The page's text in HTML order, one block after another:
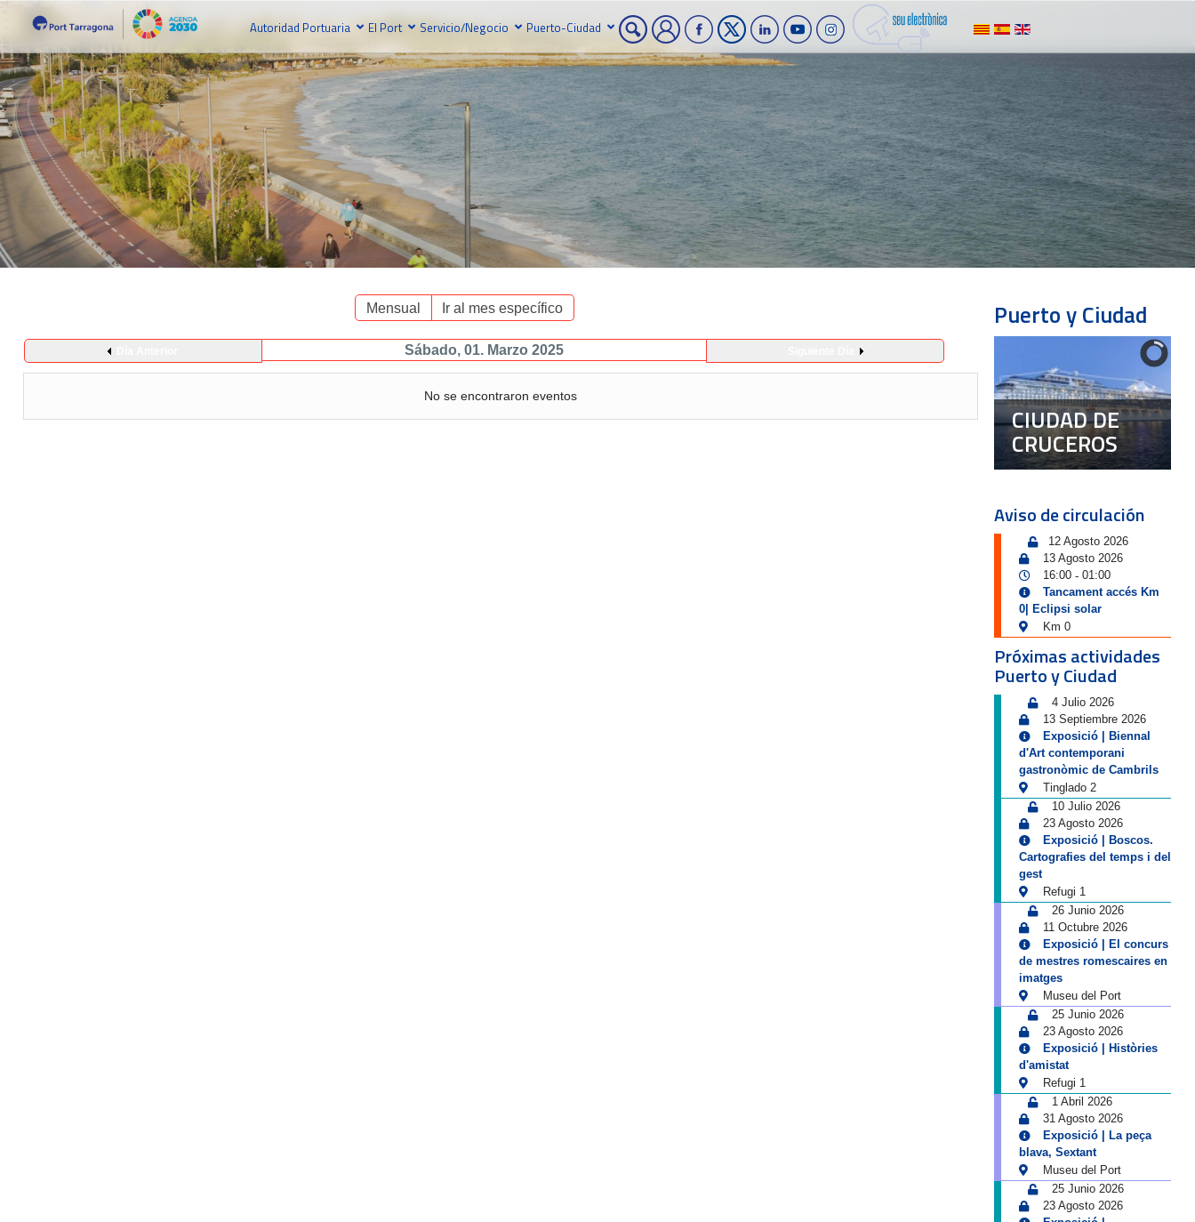
Autoridad Portuaria El Port Servicio/Negocio Puerto-Ciudad
Mensual Ir al mes específico
Sábado, 01. Marzo 2025
No se encontraron eventos
Puerto y Ciudad
CIUDAD DE
CRUCEROS
Aviso de circulación
12 Agosto 2026
13 Agosto 2026
16:00- 01:00
Tancament accés Km
0| Eclipsi solar
Km 0
Próximas actividades
Puerto y Ciudad
4 Julio 2026
13 Septiembre 2026
Exposició | Biennal
d'Art contemporani
gastronòmic de Cambrils
Tinglado 2
10 Julio 2026
23 Agosto 2026
Exposició | Boscos.
Cartografies del temps i del
gest
Refugi 1
26 Junio 2026
11 Octubre 2026
Exposició | El concurs
de mestres romescaires en
imatges
Museu del Port
25 Junio 2026
23 Agosto 2026
Exposició | Històries
d'amistat
Refugi 1
1 Abril 2026
31 Agosto 2026
Exposició | La peça
blava, Sextant
Museu del Port
25 Junio 2026
23 Agosto 2026